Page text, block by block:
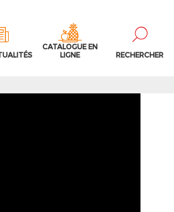
CATALOGUE EN
LIGNE
RECHERCHER